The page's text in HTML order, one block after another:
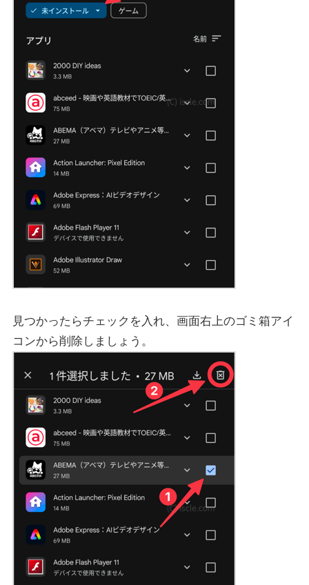
見つかったらチェックを入れ、画面右上のゴミ箱アイ
コンから削除しましょう。